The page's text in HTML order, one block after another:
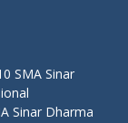
SMA Sinar
Sinar Dharma